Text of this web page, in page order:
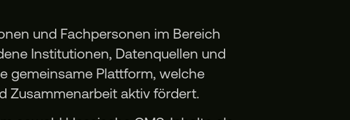
und Fachpersonen im Bereich
Institutionen, Datenquellen und
gemeinsame Plattform, welche
Zusammenarbeit aktiv fördert.